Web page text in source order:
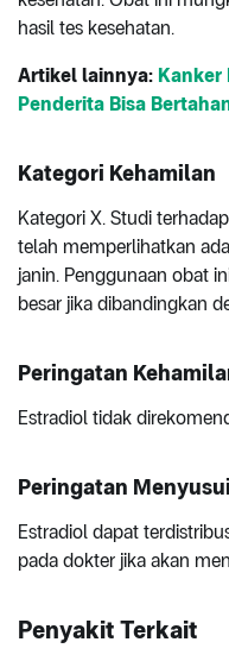
hasil tes kesehatan.
Artikel lainnya: Kanker
Penderita Bisa
Kategori Kehamilan
Kategori X. Studi
telah memperlihatkan
janin. Penggunaan obat
besar jika dibandingkan
Peringatan
Estradiol tidak
Peringatan Menyusui
Estradiol dapat
pada dokter jika akan
Penyakit Terkait